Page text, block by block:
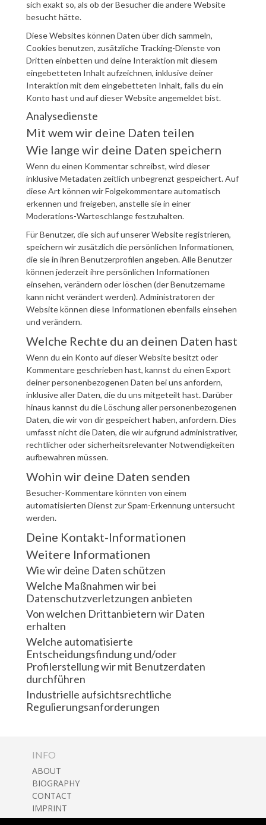
sich exakt so, als ob der Besucher die andere Website
besucht hätte.
Diese Websites können Daten über dich sammeln,
Cookies benutzen, zusätzliche Tracking-Dienste von
Dritten einbetten und deine Interaktion mit diesem
eingebetteten Inhalt aufzeichnen, inklusive deiner
Interaktion mit dem eingebetteten Inhalt, falls du ein
Konto hast und auf dieser Website angemeldet bist.
Analysedienste
Mit wem wir deine Daten teilen
Wie lange wir deine Daten speichern
Wenn du einen Kommentar schreibst, wird dieser
inklusive Metadaten zeitlich unbegrenzt gespeichert. Auf
diese Art können wir Folgekommentare automatisch
erkennen und freigeben, anstelle sie in einer
Moderations-Warteschlange festzuhalten.
Für Benutzer, die sich auf unserer Website registrieren,
speichern wir zusätzlich die persönlichen Informationen,
die sie in ihren Benutzerprofilen angeben. Alle Benutzer
können jederzeit ihre persönlichen Informationen
einsehen, verändern oder löschen (der Benutzername
kann nicht verändert werden). Administratoren der
Website können diese Informationen ebenfalls einsehen
und verändern.
Welche Rechte du an deinen Daten hast
Wenn du ein Konto auf dieser Website besitzt oder
Kommentare geschrieben hast, kannst du einen Export
deiner personenbezogenen Daten bei uns anfordern,
inklusive aller Daten, die du uns mitgeteilt hast. Darüber
hinaus kannst du die Löschung aller personenbezogenen
Daten, die wir von dir gespeichert haben, anfordern. Dies
umfasst nicht die Daten, die wir aufgrund administrativer,
rechtlicher oder sicherheitsrelevanter Notwendigkeiten
aufbewahren müssen.
Wohin wir deine Daten senden
Besucher-Kommentare könnten von einem
automatisierten Dienst zur Spam-Erkennung untersucht
werden.
Deine Kontakt-Informationen
Weitere Informationen
Wie wir deine Daten schützen
Welche Maßnahmen wir bei
Datenschutzverletzungen anbieten
Von welchen Drittanbietern wir Daten
erhalten
Welche automatisierte
Entscheidungsfindung und/oder
Profilerstellung wir mit Benutzerdaten
durchführen
Industrielle aufsichtsrechtliche
Regulierungsanforderungen
INFO
ABOUT
BIOGRAPHY
CONTACT
IMPRINT
DATA PROTECTION